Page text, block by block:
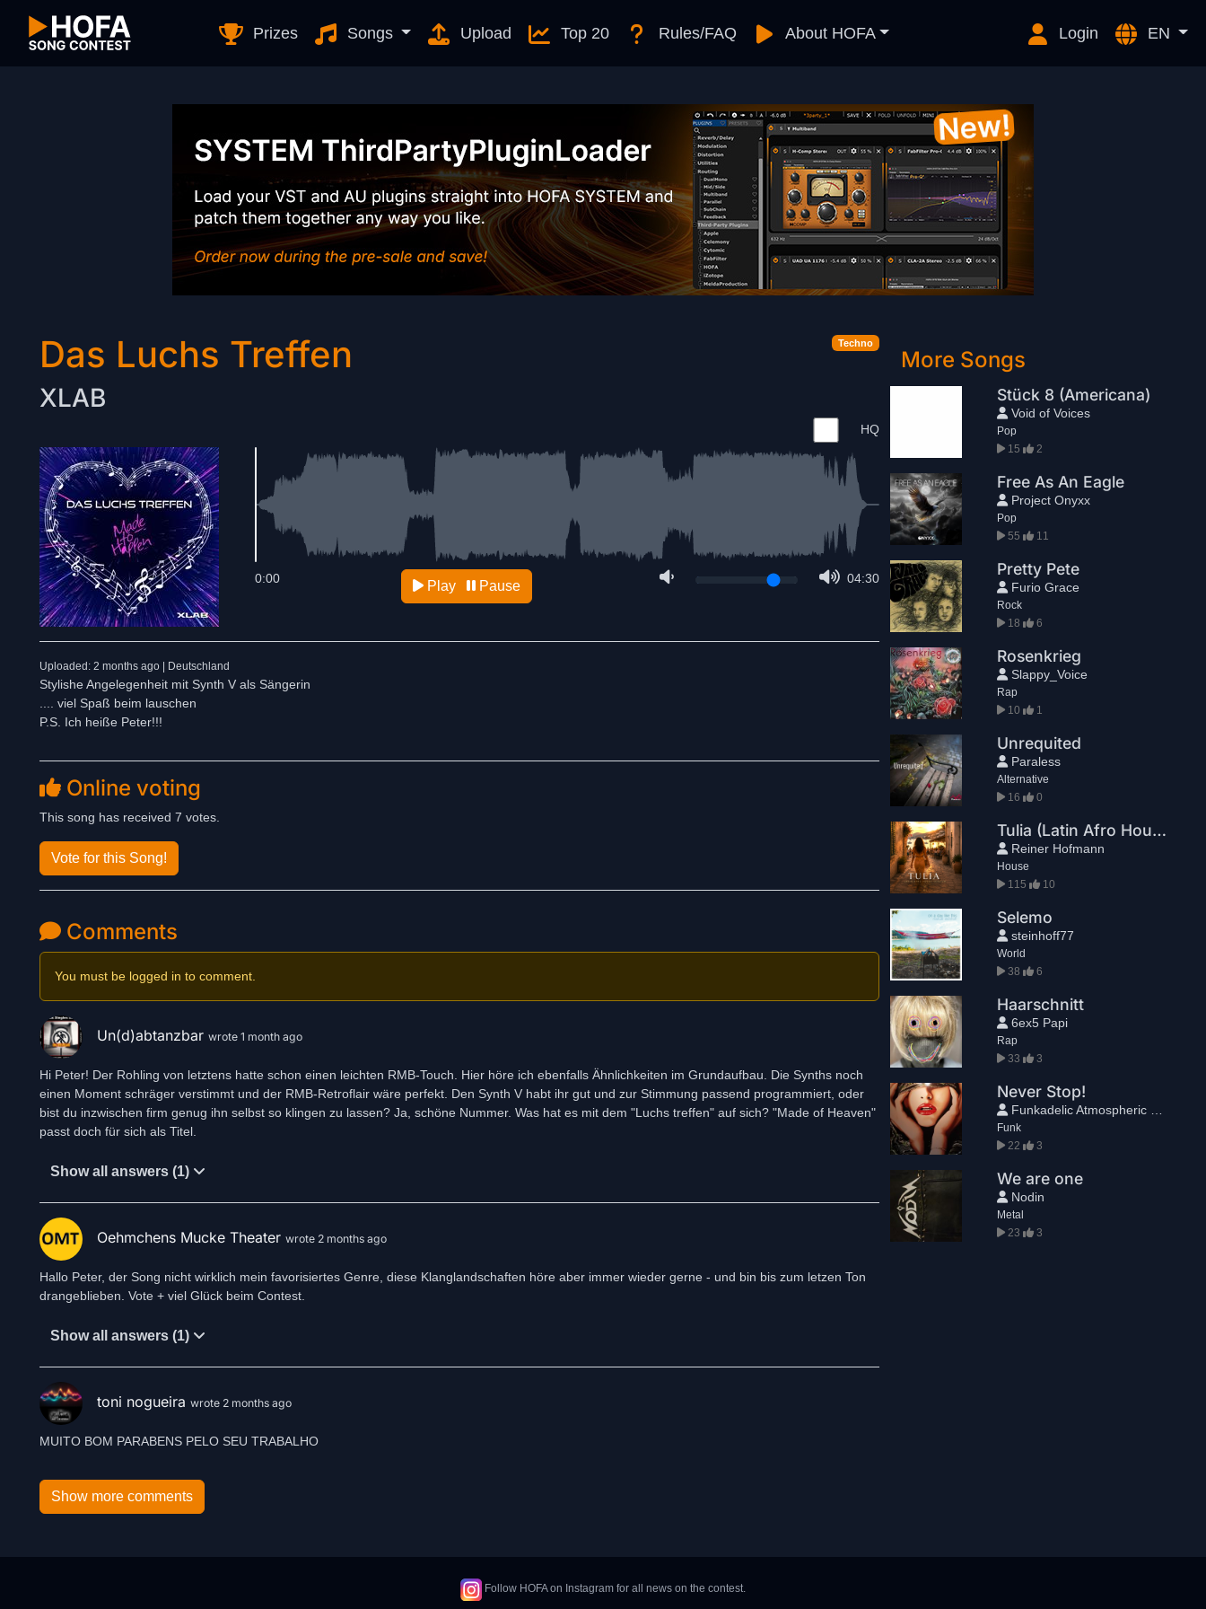
Prizes Songs Upload Top 20 Rules/FAQ About HOFA Login EN
Techno
Das Luchs Treffen
XLAB
HQ
04:30
0:00 Play Pause
Uploaded: 2 months ago | Deutschland
Stylishe Angelegenheit mit Synth V als Sängerin
.... viel Spaß beim lauschen
P.S. Ich heiße Peter!!!
Online voting
This song has received 7 votes.
Vote for this Song!
Comments
You must be logged in to comment.
Un(d)abtanzbar wrote 1 month ago
Hi Peter! Der Rohling von letztens hatte schon einen leichten RMB-Touch. Hier höre ich ebenfalls Ähnlichkeiten im Grundaufbau. Die Synths noch
einen Moment schräger verstimmt und der RMB-Retroflair wäre perfekt. Den Synth V habt ihr gut und zur Stimmung passend programmiert, oder
bist du inzwischen firm genug ihn selbst so klingen zu lassen? Ja, schöne Nummer. Was hat es mit dem "Luchs treffen" auf sich? "Made of Heaven"
Show all answers (1)
Oehmchens Mucke Theater wrote 2 months ago
Hallo Peter, der Song nicht wirklich mein favorisiertes Genre, diese Klanglandschaften höre aber immer wieder gerne - und bin bis zum letzen Ton
drangeblieben. Vote + viel Glück beim Contest.
Show all answers (1)
toni nogueira wrote 2 months ago
MUITO BOM PARABENS PELO SEU TRABALHO
Show more comments
More Songs
Stück 8 (Americana)
Void of Voices
Pop
15
2
Free As An Eagle
Project Onyxx
Pop
55
11
Pretty Pete
Furio Grace
Rock
18
6
Rosenkrieg
Slappy_Voice
Rap
10
1
Unrequited
Paraless
Alternative
16
0
Tulia (Latin Afro House Version)
Reiner Hofmann
House
115
10
Selemo
steinhoff77
World
38
6
Haarschnitt
6ex5 Papi
Rap
33
3
Never Stop!
Funkadelic Atmospheric Freak
Funk
22
3
We are one
Nodin
Metal
23
3
Follow HOFA on Instagram for all news on the contest.